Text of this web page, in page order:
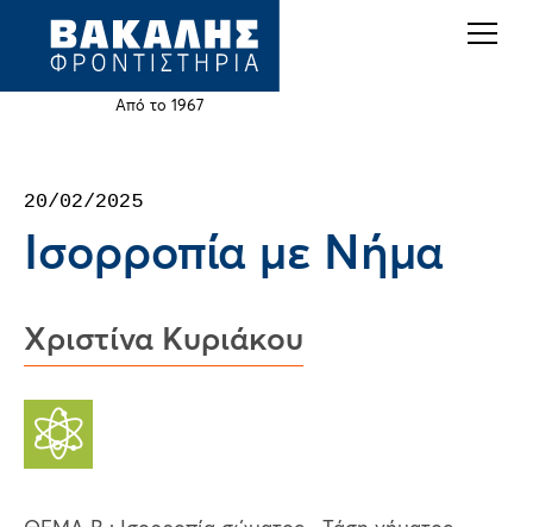
Jump
Από το 1967
top
20/02/2025
Ισορροπία με Νήμα
Χριστίνα Κυριάκου